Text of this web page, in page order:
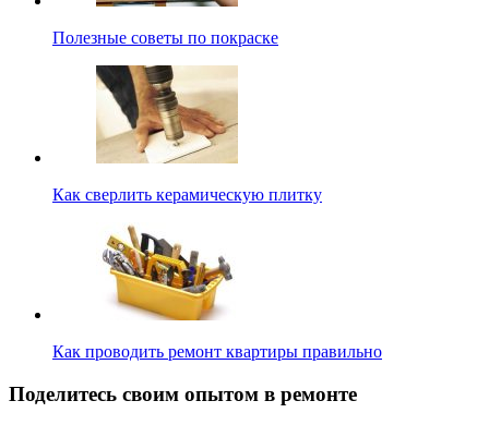
Полезные советы по покраске
Как сверлить керамическую плитку
Как проводить ремонт квартиры правильно
Поделитесь своим опытом в ремонте